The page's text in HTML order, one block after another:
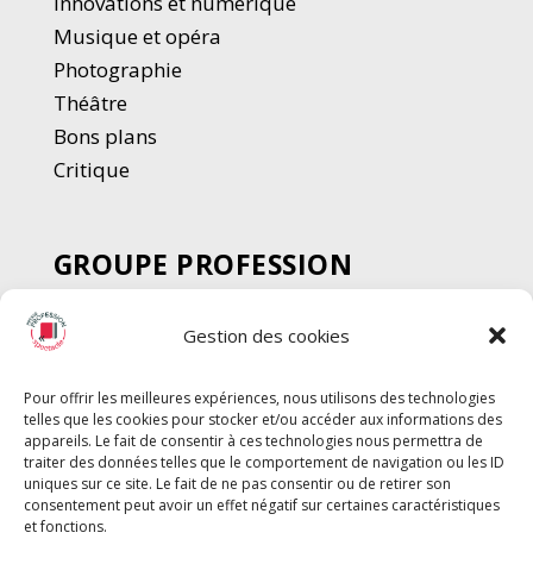
Gestion des cookies
Pour offrir les meilleures expériences, nous utilisons des technologies
telles que les cookies pour stocker et/ou accéder aux informations des
appareils. Le fait de consentir à ces technologies nous permettra de
traiter des données telles que le comportement de navigation ou les ID
uniques sur ce site. Le fait de ne pas consentir ou de retirer son
consentement peut avoir un effet négatif sur certaines caractéristiques
et fonctions.
Musique et opéra
Photographie
Théâtre
Bons plans
Critique
GROUPE PROFESSION
SPECTACLE
Chèque Intermittents
Chèque Compta
Chèque Emploi Spectacle
G-Pods
Profession Audio-visuel